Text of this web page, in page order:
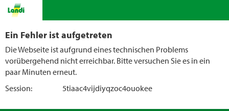
Ein Fehler ist aufgetreten
Die Webseite ist aufgrund eines technischen Problems
vorübergehend nicht erreichbar. Bitte versuchen Sie es in ein
paar Minuten erneut.
Session:
5tiaac4vijdiyqzoc4ouokee